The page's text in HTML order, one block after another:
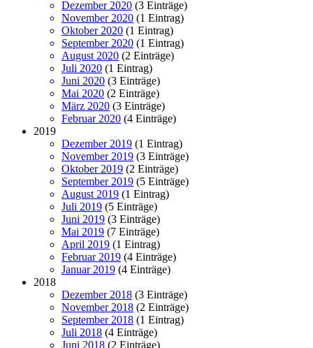
Dezember 2020 (3 Einträge)
November 2020 (1 Eintrag)
Oktober 2020 (1 Eintrag)
September 2020 (1 Eintrag)
August 2020 (2 Einträge)
Juli 2020 (1 Eintrag)
Juni 2020 (3 Einträge)
Mai 2020 (2 Einträge)
März 2020 (3 Einträge)
Februar 2020 (4 Einträge)
2019
Dezember 2019 (1 Eintrag)
November 2019 (3 Einträge)
Oktober 2019 (2 Einträge)
September 2019 (5 Einträge)
August 2019 (1 Eintrag)
Juli 2019 (5 Einträge)
Juni 2019 (3 Einträge)
Mai 2019 (7 Einträge)
April 2019 (1 Eintrag)
Februar 2019 (4 Einträge)
Januar 2019 (4 Einträge)
2018
Dezember 2018 (3 Einträge)
November 2018 (2 Einträge)
September 2018 (1 Eintrag)
Juli 2018 (4 Einträge)
Juni 2018 (2 Einträge)